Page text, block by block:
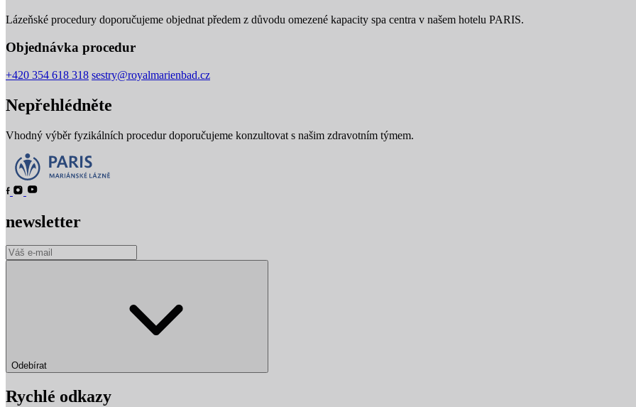
Lázeňské procedury doporučujeme objednat předem z důvodu omezené kapacity spa centra v našem hotelu PARIS.
Objednávka procedur
+420 354 618 318 sestry@royalmarienbad.cz
Nepřehlédněte
Vhodný výběr fyzikálních procedur doporučujeme konzultovat s našim zdravotním týmem.
newsletter
Odebírat
Rychlé odkazy